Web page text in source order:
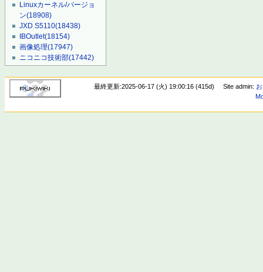
Linuxカーネル/バージョ
ン(18908)
JXD S5110(18438)
IBOutlet(18154)
画像処理(17947)
ニコニコ技術部(17442)
最終更新:2025-06-17 (火) 19:00:16 (415d) Site admin: